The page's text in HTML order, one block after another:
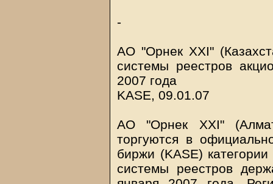
-
АО "Орнек XXI"
системы реестров
2007 года
KASE, 09.01.07
АО "Орнек XXI"
торгуются в
биржи (KASE)
системы реестров